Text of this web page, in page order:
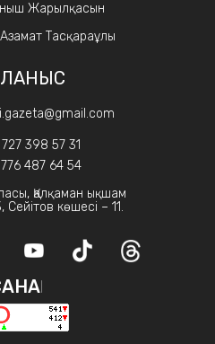
Жарылқасын
Тасқараұлы
398 57 31
487 64 54
Қалқаман ықшам
Сейітов көшесі – 11.